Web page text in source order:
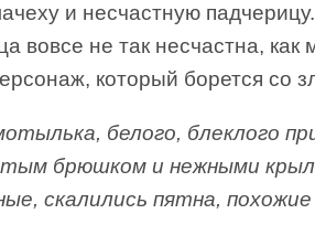
и несчастную
вовсе не так несчастна, как
который борется со
белого, блеклого
брюшком и нежными
скалились пятна, похожие